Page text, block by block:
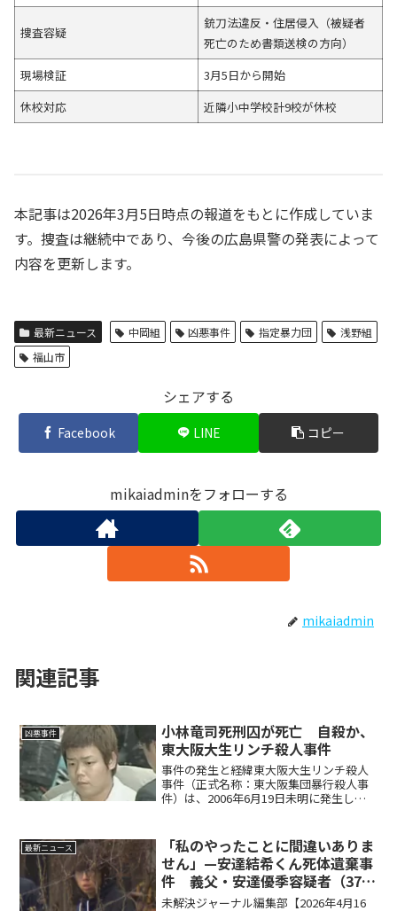
捜査容疑
銃刀法違反・住居侵入（被疑者
死亡のため書類送検の方向）
現場検証
3月5日から開始
休校対応
近隣小中学校計9校が休校
本記事は2026年3月5日時点の報道をもとに作成していま
す。捜査は継続中であり、今後の広島県警の発表によって
内容を更新します。
最新ニュース 中岡組 凶悪事件 指定暴力団
浅野組
福山市
シェアする
Facebook LINE コピー
mikaiadminをフォローする
mikaiadmin
関連記事
凶悪事件
小林竜司死刑囚が死亡 自殺か、
東大阪大生リンチ殺人事件
事件の発生と経緯東大阪大生リンチ殺人
事件（正式名称：東大阪集団暴行殺人事
件）は、2006年6月19日未明に発生した
士さん（東大阪大学生）と友人の岩上哲
也さん（21歳、無...
最新ニュース
「私のやったことに間違いありま
せん」—安達結希くん死体遺棄事
件 義父・安達優季容疑者（37）
逮捕と浮かび上がる人物像
未解決ジャーナル編集部【2026年4月16